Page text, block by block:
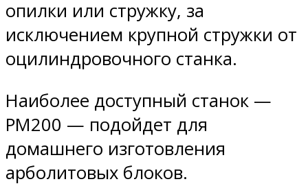
опилки или стружку, за
исключением крупной стружки от
оцилиндровочного станка.
Наиболее доступный станок —
РМ200 — подойдет для
домашнего изготовления
арболитовых блоков.